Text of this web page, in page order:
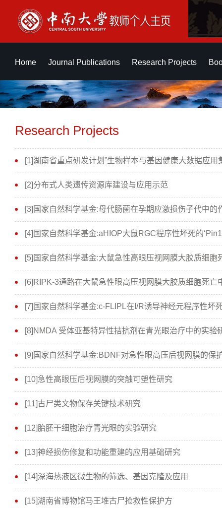
Home Journal Publications Research Projects
Research Projects
[1]湖南省重点研发计划”生物样本与基因健康大数据应用
[2]分布式人类遗传资源库建设与应用示范
[3]国家自然科学基金:母代肠菌在孕期应激损伤子代中
[4]国家自然科学基金:aHIOP大鼠RGC程序性坏死的
[5]国家自然科学基金:大鼠急性高眼压视网膜大胶质细
[6]RIPK-3通路在大鼠急性眼高压视网膜大胶质细胞死亡
[7]国家自然科学基金:c-FLIPL在I/R诱导神经元程序性坏
[8]NMDA 受体亚基特异性拮抗剂在青光眼治疗中的实验
[9]国家自然科学基金:BDNF对急性眼高压后视网膜的保
[10]急性高眼压后视网膜的突触可塑性研究
[11]古尸类文物保存关键技术研究
[12]胎胚干细胞治疗青光眼的实验研究
[13]神经损伤修复和功能重建的应用基础研究
[14]深海热液区微生物的筛选、基因克隆及应用
[15]湖南省博物馆马王堆古尸抢救性保护方